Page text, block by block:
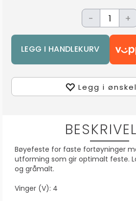
- +
Legg i
Bøyefeste for faste fortøyninger
utforming som gir optimalt feste.
og gråmalt.
Vinger (V): 4